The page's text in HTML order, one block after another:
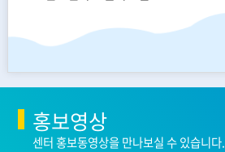
홍보영상
센터 홍보동영상을 만나보실 수 있습니다.